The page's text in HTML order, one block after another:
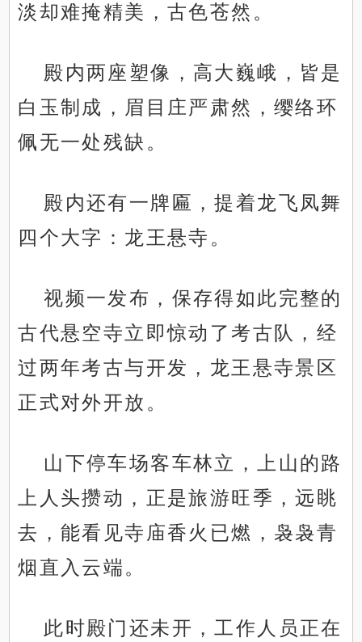
淡却难掩精美，古色苍然。
殿内两座塑像，高大巍峨，皆是
白玉制成，眉目庄严肃然，缨络环
佩无一处残缺。
殿内还有一牌匾，提着龙飞凤舞
四个大字：龙王悬寺。
视频一发布，保存得如此完整的
古代悬空寺立即惊动了考古队，经
过两年考古与开发，龙王悬寺景区
正式对外开放。
山下停车场客车林立，上山的路
上人头攒动，正是旅游旺季，远眺
去，能看见寺庙香火已燃，袅袅青
烟直入云端。
此时殿门还未开，工作人员正在